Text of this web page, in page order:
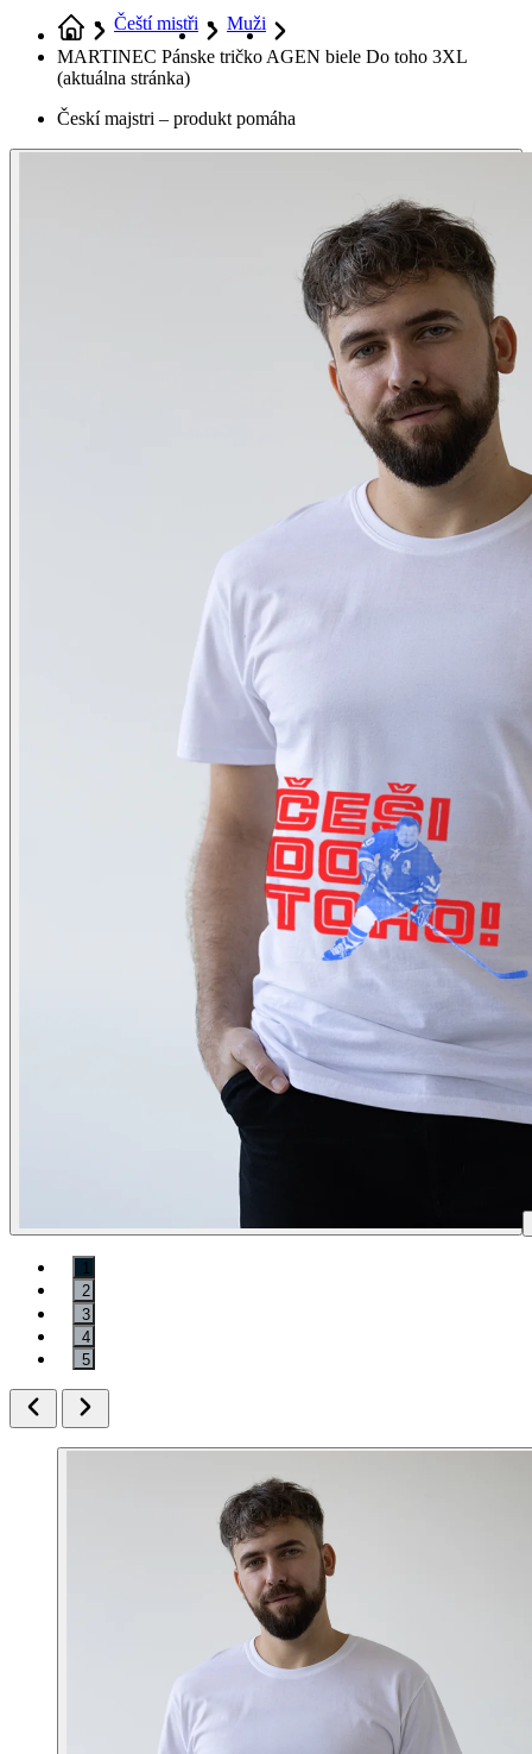
Čeští mistři
Muži
MARTINEC Pánske tričko AGEN biele Do toho 3XL
(aktuálna stránka)
Českí majstri – produkt pomáha
1
2
3
4
5